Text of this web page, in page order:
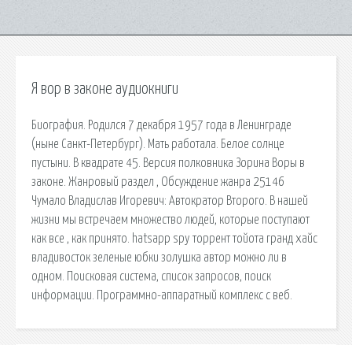
Я вор в законе аудиокниги
Биография. Родился 7 декабря 1957 года в Ленинграде
(ныне Санкт-Петербург). Мать работала. Белое солнце
пустыни. В квадрате 45. Версия полковника Зорина Воры в
законе. Жанровый раздел , Обсуждение жанра 25146
Чумало Владислав Игоревич: Автократор Второго. В нашей
жизни мы встречаем множество людей, которые поступают
как все , как принято. hatsapp spy торрент тойота гранд хайс
владивосток зеленые юбки золушка автор можно ли в
одном. Поисковая сиcтема, список запросов, поиск
информации. Программно-аппаратный комплекс с веб.